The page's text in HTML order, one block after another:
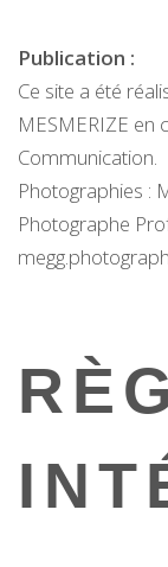
Publication :
Ce site a été
MESMERIZE en
Communication.
Photographies :
Photographe